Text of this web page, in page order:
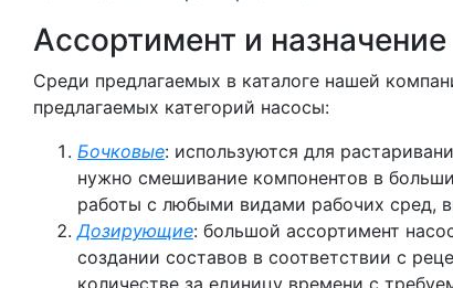
Ассортимент и назначение
Среди предлагаемых в каталоге нашей
предлагаемых категорий насосы:
Бочковые: используются для
нужно смешивание компонентов в
работы с любыми видами рабочих сред,
Дозирующие: большой ассортимент
создании составов в соответствии с
количестве за единицу времени с